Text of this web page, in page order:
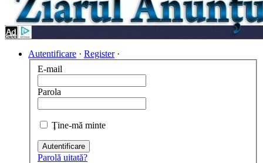
Autentificare · Register ·
E-mail
Parola
Ţine-mă minte
Autentificare
Parolă uitată?